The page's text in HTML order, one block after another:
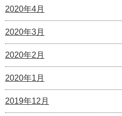
2020年4月
2020年3月
2020年2月
2020年1月
2019年12月